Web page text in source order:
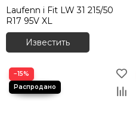
Laufenn i Fit LW 31 215/50
R17 95V XL
Известить
−15%